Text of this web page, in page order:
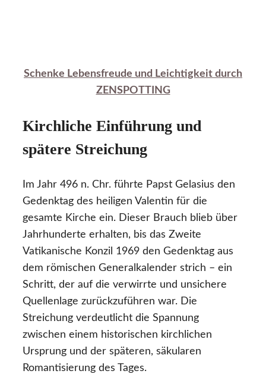
Schenke Lebensfreude und Leichtigkeit durch
ZENSPOTTING
Kirchliche Einführung und
spätere Streichung
Im Jahr 496 n. Chr. führte Papst Gelasius den
Gedenktag des heiligen Valentin für die
gesamte Kirche ein. Dieser Brauch blieb über
Jahrhunderte erhalten, bis das Zweite
Vatikanische Konzil 1969 den Gedenktag aus
dem römischen Generalkalender strich – ein
Schritt, der auf die verwirrte und unsichere
Quellenlage zurückzuführen war. Die
Streichung verdeutlicht die Spannung
zwischen einem historischen kirchlichen
Ursprung und der späteren, säkularen
Romantisierung des Tages.